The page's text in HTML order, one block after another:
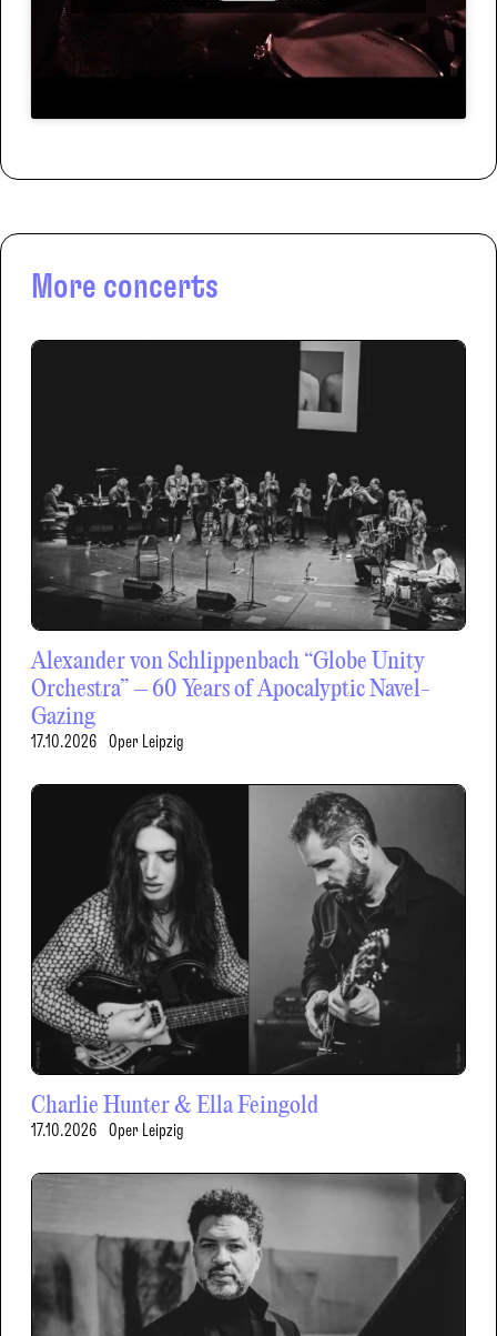
More concerts
Alexander von Schlippenbach “Globe Unity
Orchestra” – 60 Years of Apocalyptic Navel-
Gazing
17.10.2026 Oper Leipzig
Charlie Hunter & Ella Feingold
17.10.2026 Oper Leipzig